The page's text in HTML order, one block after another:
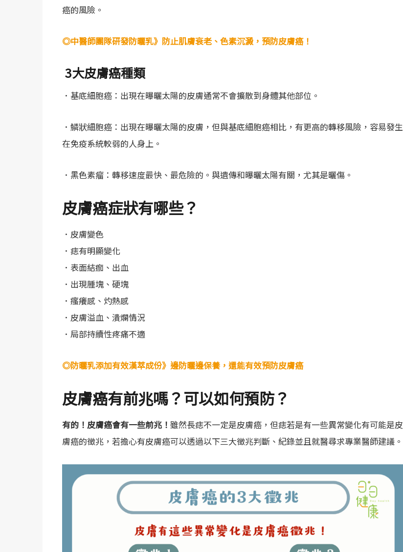
癌的風險。
◎中醫師團隊研發防曬乳》防止肌膚衰老、色素沉澱，預防皮膚癌！
3大皮膚癌種類
．基底細胞癌：出現在曝曬太陽的皮膚通常不會擴散到身體其他部位。
．鱗狀細胞癌：出現在曝曬太陽的皮膚，但與基底細胞癌相比，有更高的轉移風險，容易發生
在免疫系統較弱的人身上。
．黑色素瘤：轉移速度最快、最危險的。與遺傳和曝曬太陽有關，尤其是曬傷。
皮膚癌症狀有哪些？
．皮膚變色
．痣有明顯變化
．表面結痂、出血
．出現腫塊、硬塊
．瘙癢感、灼熱感
．皮膚溢血、潰爛情況
．局部持續性疼痛不適
◎防曬乳添加有效漢萃成份》邊防曬邊保養，還能有效預防皮膚癌
皮膚癌有前兆嗎？可以如何預防？
有的！皮膚癌會有一些前兆！ 雖然長痣不一定是皮膚癌，但痣若是有一些異常變化有可能是皮
膚癌的徵兆，若擔心有皮膚癌可以透過以下三大徵兆判斷、紀錄並且就醫尋求專業醫師建議。